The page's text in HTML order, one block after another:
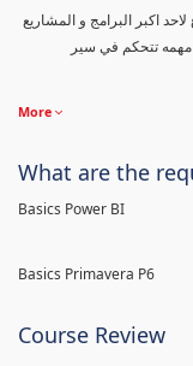
اكبر البرامج و المشاريع
مهمه تتحكم في سير
More
What are the
Basics Power BI
Basics Primavera P6
Course Review